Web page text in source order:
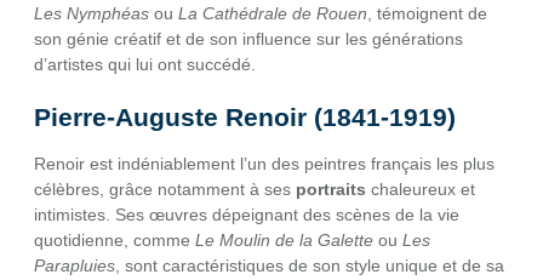
Les Nymphéas ou La Cathédrale de Rouen , témoignent de
son génie créatif et de son influence sur les générations
d’artistes qui lui ont succédé.
Pierre-Auguste Renoir (1841-1919)
Renoir est indéniablement l’un des peintres français les plus
célèbres, grâce notamment à ses portraits chaleureux et
intimistes. Ses œuvres dépeignant des scènes de la vie
quotidienne, comme Le Moulin de la Galette ou Les
Parapluies , sont caractéristiques de son style unique et de sa